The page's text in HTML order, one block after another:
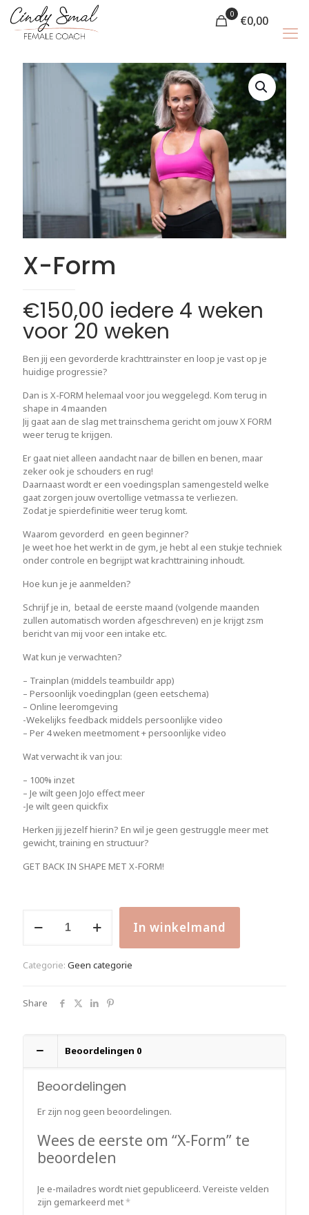
0 €0,00
X-Form
€150,00 iedere 4 weken
voor 20 weken
Ben jij een gevorderde krachttrainster en loop je vast op je
huidige progressie?
Dan is X-FORM helemaal voor jou weggelegd. Kom terug in
shape in 4 maanden
Jij gaat aan de slag met trainschema gericht om jouw X FORM
weer terug te krijgen.
Er gaat niet alleen aandacht naar de billen en benen, maar
zeker ook je schouders en rug!
Daarnaast wordt er een voedingsplan samengesteld welke
gaat zorgen jouw overtollige vetmassa te verliezen.
Zodat je spierdefinitie weer terug komt.
Waarom gevorderd en geen beginner?
Je weet hoe het werkt in de gym, je hebt al een stukje techniek
onder controle en begrijpt wat krachttraining inhoudt.
Hoe kun je je aanmelden?
Schrijf je in, betaal de eerste maand (volgende maanden
zullen automatisch worden afgeschreven) en je krijgt zsm
bericht van mij voor een intake etc.
Wat kun je verwachten?
– Trainplan (middels teambuildr app)
– Persoonlijk voedingplan (geen eetschema)
– Online leeromgeving
-Wekelijks feedback middels persoonlijke video
– Per 4 weken meetmoment + persoonlijke video
Wat verwacht ik van jou:
– 100% inzet
– Je wilt geen JoJo effect meer
-Je wilt geen quickfix
Herken jij jezelf hierin? En wil je geen gestruggle meer met
gewicht, training en structuur?
GET BACK IN SHAPE MET X-FORM!
Form
In winkelmand
Alternative:
Categorie: Geen categorie
Share
Beoordelingen 0
Beoordelingen
Er zijn nog geen beoordelingen.
Wees de eerste om “X-Form” te
beoordelen
Je e-mailadres wordt niet gepubliceerd. Vereiste velden
zijn gemarkeerd met*